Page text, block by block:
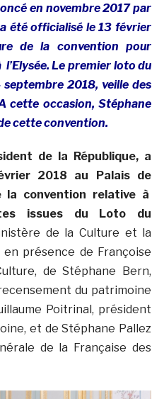
en novembre 2017 par
été officialisé le 13 février
de la convention pour
l’Elysée. Le premier loto du
2018, veille des
cette occasion, Stéphane
cette convention.
de la République, a
2018 au Palais de
la convention relative à
issues du Loto du
de la Culture et la
présence de Françoise
de Stéphane Bern,
du patrimoine
Poitrinal, président
et de Stéphane Pallez
de la Française des